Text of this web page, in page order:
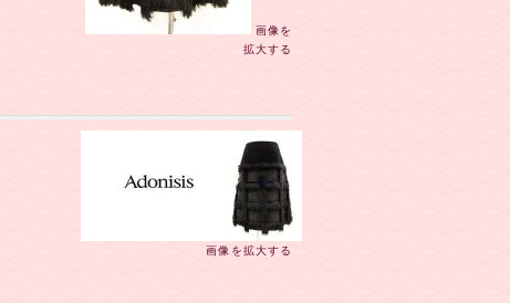
画像を
拡大する
画像を拡大する